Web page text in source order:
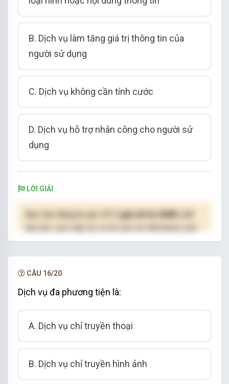
B. Dịch vụ làm tăng giá trị thông tin của
người sử dụng
C. Dịch vụ không cần tính cước
D. Dịch vụ hỗ trợ nhân công cho người sử
dụng
LỜI GIẢI
( giá chỉ từ 250K )
hạn.
CÂU 16/20
Dịch vụ đa phương tiện là:
A. Dịch vụ chỉ truyền thoại
B. Dịch vụ chỉ truyền hình ảnh